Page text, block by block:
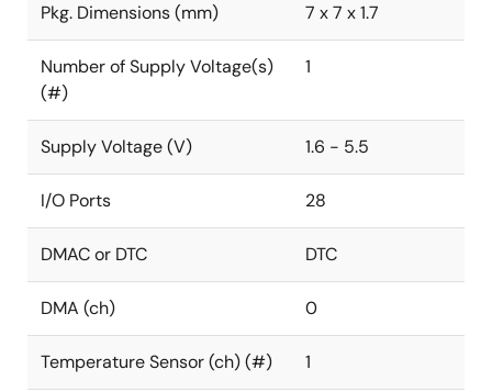
Pkg. Dimensions (mm) 7 x 7 x 1.7
Number of Supply Voltage(s)
(#)
1
Supply Voltage (V) 1.6 - 5.5
I/O Ports 28
DMAC or DTC DTC
DMA (ch) 0
Temperature Sensor (ch) (#) 1